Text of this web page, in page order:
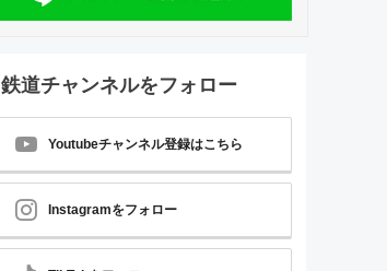
鉄道チャンネルをフォロー
Youtubeチャンネル登録はこちら
Instagramをフォロー